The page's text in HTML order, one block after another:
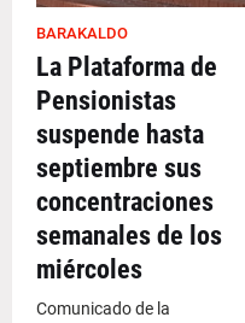
BARAKALDO
La Plataforma de
Pensionistas
suspende hasta
septiembre sus
concentraciones
semanales de los
miércoles
Comunicado de la